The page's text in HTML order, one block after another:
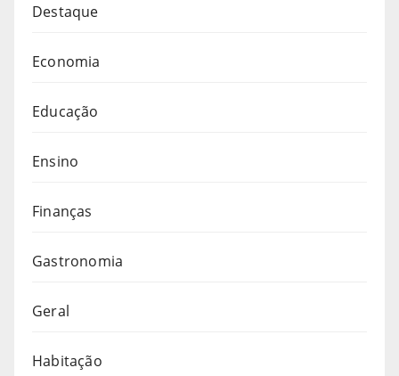
Destaque
Economia
Educação
Ensino
Finanças
Gastronomia
Geral
Habitação